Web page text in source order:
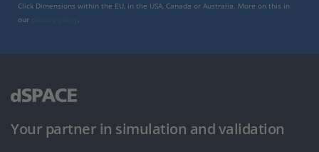
Click Dimensions within the EU, in the USA, Canada or Australia. More on this in
our
Your partner in simulation and validation